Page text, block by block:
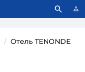
Что это значит?
Отель TENONDE